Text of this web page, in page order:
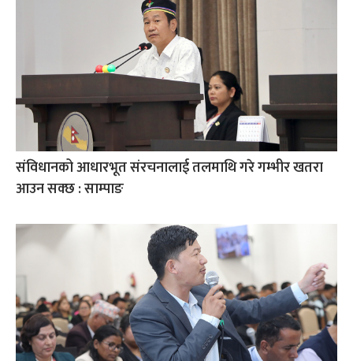
संविधानको आधारभूत संरचनालाई तलमाथि गरे गम्भीर खतरा
आउन सक्छ : साम्पाङ